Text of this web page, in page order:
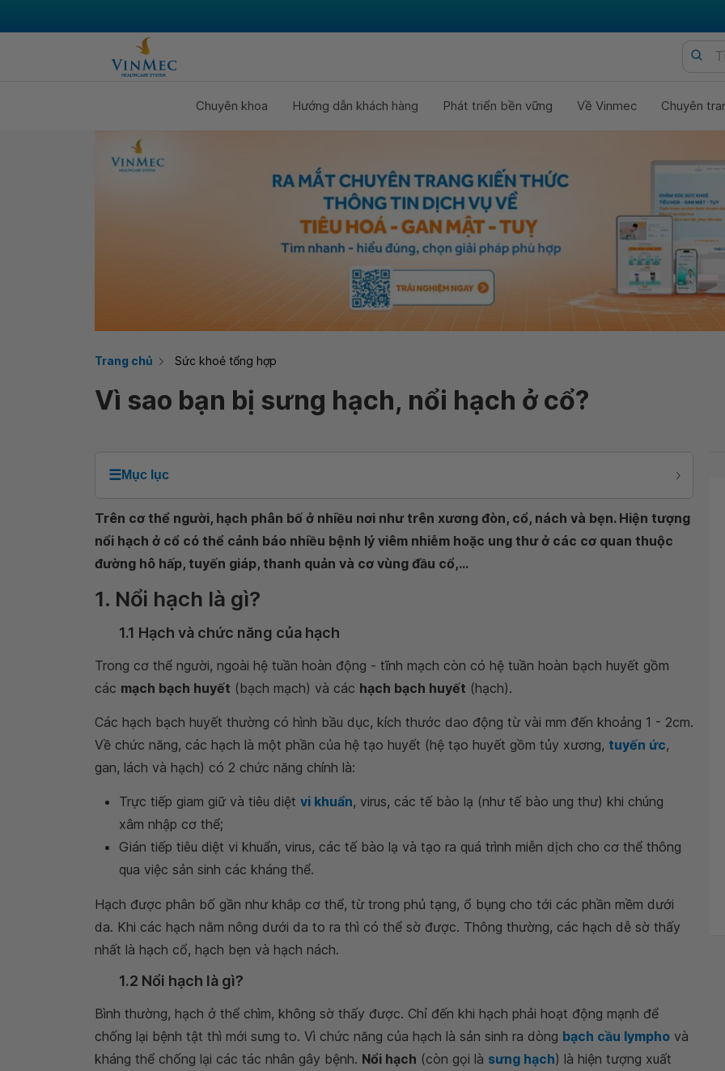
Chuyên khoa Hướng dẫn khách hàng Phát triển bền vững Về Vinmec Chuyên
Trang chủ Sức khoẻ tổng hợp
Vì sao bạn bị sưng hạch, nổi hạch ở cổ?
☰Mục lục
Trên cơ thể người, hạch phân bố ở nhiều nơi như trên xương đòn, cổ, nách và bẹn. Hiện tượng
nổi hạch ở cổ có thể cảnh báo nhiều bệnh lý viêm nhiễm hoặc ung thư ở các cơ quan thuộc
đường hô hấp, tuyến giáp, thanh quản và cơ vùng đầu cổ,...
1. Nổi hạch là gì?
1.1 Hạch và chức năng của hạch
Trong cơ thể người, ngoài hệ tuần hoàn động - tĩnh mạch còn có hệ tuần hoàn bạch huyết gồm
các mạch bạch huyết (bạch mạch) và các hạch bạch huyết (hạch).
Các hạch bạch huyết thường có hình bầu dục, kích thước dao động từ vài mm đến khoảng 1 - 2cm.
Về chức năng, các hạch là một phần của hệ tạo huyết (hệ tạo huyết gồm tủy xương, tuyến ức,
gan, lách và hạch) có 2 chức năng chính là:
Trực tiếp giam giữ và tiêu diệt vi khuẩn, virus, các tế bào lạ (như tế bào ung thư) khi chúng
xâm nhập cơ thể;
Gián tiếp tiêu diệt vi khuẩn, virus, các tế bào lạ và tạo ra quá trình miễn dịch cho cơ thể thông
qua việc sản sinh các kháng thể.
Hạch được phân bố gần như khắp cơ thể, từ trong phủ tạng, ổ bụng cho tới các phần mềm dưới
da. Khi các hạch nằm nông dưới da to ra thì có thể sờ được. Thông thường, các hạch dễ sờ thấy
nhất là hạch cổ, hạch bẹn và hạch nách.
1.2 Nổi hạch là gì?
Bình thường, hạch ở thể chìm, không sờ thấy được. Chỉ đến khi hạch phải hoạt động mạnh để
chống lại bệnh tật thì mới sưng to. Vì chức năng của hạch là sản sinh ra dòng bạch cầu lympho và
kháng thể chống lại các tác nhân gây bệnh. Nổi hạch (còn gọi là sưng hạch) là hiện tượng xuất